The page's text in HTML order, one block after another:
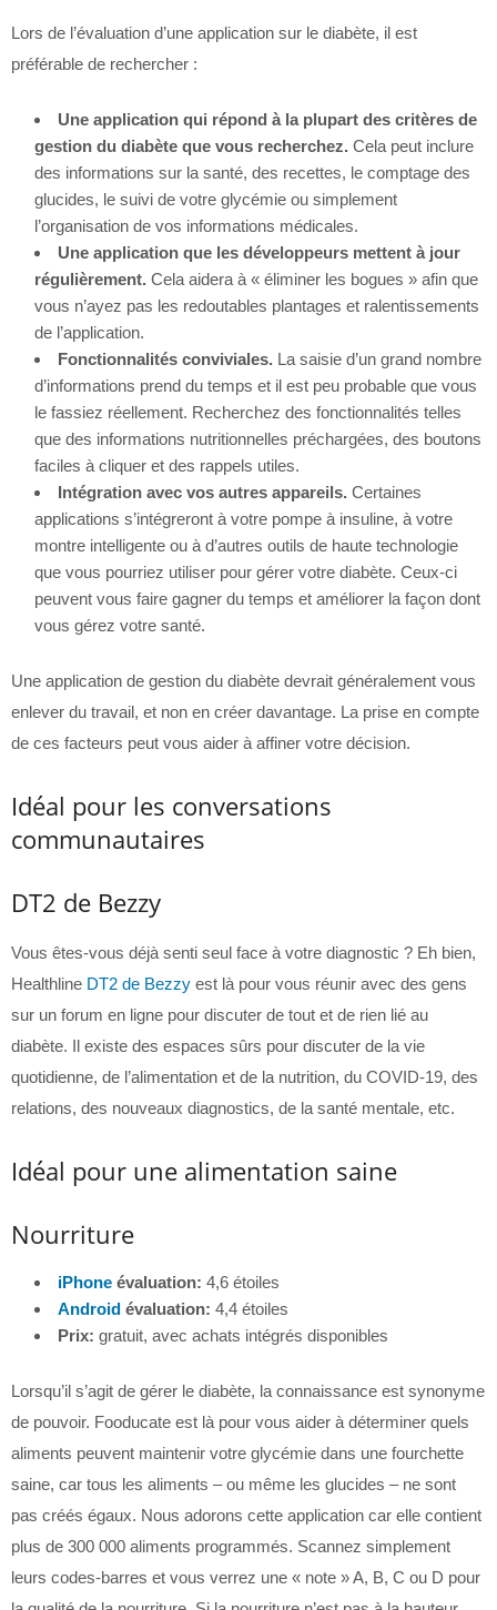
Lors de l’évaluation d’une application sur le diabète, il est
préférable de rechercher :
Une application qui répond à la plupart des critères de
gestion du diabète que vous recherchez. Cela peut inclure
des informations sur la santé, des recettes, le comptage des
glucides, le suivi de votre glycémie ou simplement
l’organisation de vos informations médicales.
Une application que les développeurs mettent à jour
régulièrement. Cela aidera à « éliminer les bogues » afin que
vous n’ayez pas les redoutables plantages et ralentissements
de l’application.
Fonctionnalités conviviales. La saisie d’un grand nombre
d’informations prend du temps et il est peu probable que vous
le fassiez réellement. Recherchez des fonctionnalités telles
que des informations nutritionnelles préchargées, des boutons
faciles à cliquer et des rappels utiles.
Intégration avec vos autres appareils. Certaines
applications s’intégreront à votre pompe à insuline, à votre
montre intelligente ou à d’autres outils de haute technologie
que vous pourriez utiliser pour gérer votre diabète. Ceux-ci
peuvent vous faire gagner du temps et améliorer la façon dont
vous gérez votre santé.
Une application de gestion du diabète devrait généralement vous
enlever du travail, et non en créer davantage. La prise en compte
de ces facteurs peut vous aider à affiner votre décision.
Idéal pour les conversations
communautaires
DT2 de Bezzy
Vous êtes-vous déjà senti seul face à votre diagnostic ? Eh bien,
Healthline DT2 de Bezzy est là pour vous réunir avec des gens
sur un forum en ligne pour discuter de tout et de rien lié au
diabète. Il existe des espaces sûrs pour discuter de la vie
quotidienne, de l’alimentation et de la nutrition, du COVID-19, des
relations, des nouveaux diagnostics, de la santé mentale, etc.
Idéal pour une alimentation saine
Nourriture
iPhone évaluation: 4,6 étoiles
Android évaluation: 4,4 étoiles
Prix: gratuit, avec achats intégrés disponibles
Lorsqu’il s’agit de gérer le diabète, la connaissance est synonyme
de pouvoir. Fooducate est là pour vous aider à déterminer quels
aliments peuvent maintenir votre glycémie dans une fourchette
saine, car tous les aliments – ou même les glucides – ne sont
pas créés égaux. Nous adorons cette application car elle contient
plus de 300 000 aliments programmés. Scannez simplement
leurs codes-barres et vous verrez une « note » A, B, C ou D pour